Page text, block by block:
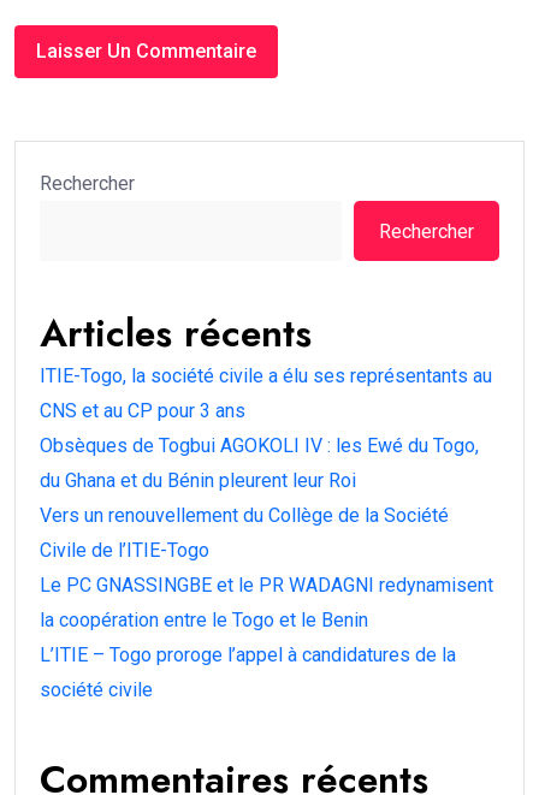
Rechercher
Rechercher
Articles récents
ITIE-Togo, la société civile a élu ses représentants au
CNS et au CP pour 3 ans
Obsèques de Togbui AGOKOLI IV : les Ewé du Togo,
du Ghana et du Bénin pleurent leur Roi
Vers un renouvellement du Collège de la Société
Civile de l’ITIE-Togo
Le PC GNASSINGBE et le PR WADAGNI redynamisent
la coopération entre le Togo et le Benin
L’ITIE – Togo proroge l’appel à candidatures de la
société civile
Commentaires récents